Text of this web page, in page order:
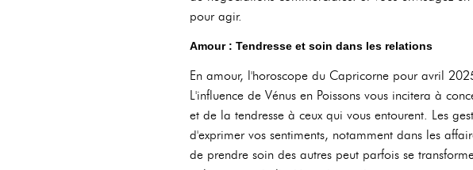
pour agir.
Amour : Tendresse et soin dans les relations
En amour, l'horoscope du Capricorne pour avril
L'influence de Vénus en Poissons vous incitera à
et de la tendresse à ceux qui vous entourent. Les
d'exprimer vos sentiments, notamment dans les
de prendre soin des autres peut parfois se